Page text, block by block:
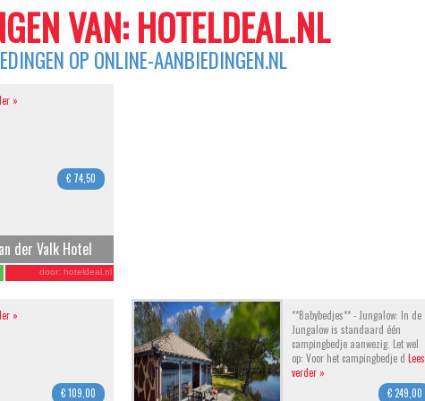
VAN: HOTELDEAL.NL
OP ONLINE-AANBIEDINGEN.NL
»
€ 74,50
der Valk Hotel
door: hoteldeal.nl
»
€ 109,00
**Babybedjes** - Jungalow: In de
Jungalow is standaard één
campingbedje aanwezig. Let wel
op: Voor het campingbedje d Lees
verder »
€ 249,00